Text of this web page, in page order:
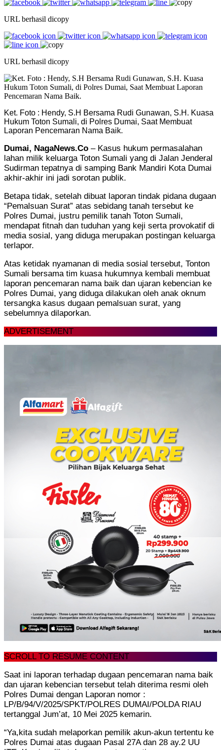
URL berhasil dicopy
URL berhasil dicopy
Ket. Foto : Hendy, S.H Bersama Rudi Gunawan, S.H. Kuasa
Hukum Toton Sumali, di Polres Dumai, Saat Membuat
Laporan Pencemaran Nama Baik.
Dumai, NagaNews.Co – Kasus hukum permasalahan
lahan milik keluarga Toton Sumali yang di Jalan Jenderal
Sudirman tepatnya di samping Bank Mandiri Kota Dumai
akhir-akhir ini jadi sorotan publik.
Betapa tidak, setelah dibuat laporan tindak pidana dugaan
“Pemalsuan Surat” atas sebidang tanah tersebut ke
Polres Dumai, justru pemilik tanah Toton Sumali,
mendapat fitnah dan tuduhan yang keji serta provokatif di
media sosial, yang diduga merupakan postingan keluarga
terlapor.
Atas ketidak nyamanan di media sosial tersebut, Tonton
Sumali bersama tim kuasa hukumnya kembali membuat
laporan pencemaran nama baik dan ujaran kebencian ke
Polres Dumai, yang diduga dilakukan oleh anak oknum
tersangka kasus dugaan pemalsuan surat, yang
sebelumnya dilaporkan.
ADVERTISEMENT
SCROLL TO RESUME CONTENT
Saat ini laporan terhadap dugaan pencemaran nama baik
dan ujaran kebencian tersebut telah diterima resmi oleh
Polres Dumai dengan Laporan nomor :
LP/B/94/V/2025/SPKT/POLRES DUMAI/POLDA RIAU
tertanggal Jum’at, 10 Mei 2025 kemarin.
“Ya,kita sudah melaporkan pemilik akun-akun tertentu ke
Polres Dumai atas dugaan Pasal 27A dan 28 ay.2 UU